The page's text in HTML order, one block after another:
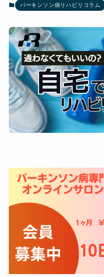
パーキンソン病リハビリコラム